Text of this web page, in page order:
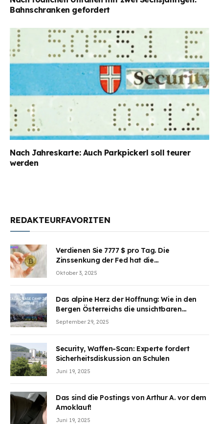
Bahnschranken gefordert
Nach Jahreskarte: Auch Parkpickerl soll teurer
werden
REDAKTEURFAVORITEN
Verdienen Sie 7777 $ pro Tag. Die
Zinssenkung der Fed hat die
Aufmerksamkeit des Marktes erregt.
Oktober 3, 2025
Das alpine Herz der Hoffnung: Wie in den
Bergen Österreichs die unsichtbaren
Wunden des Kriegesheilen
September 29, 2025
Security, Waffen-Scan: Experte fordert
Sicherheitsdiskussion an Schulen
Juni 19, 2025
Das sind die Postings von Arthur A. vor dem
Amoklauf!
Juni 19, 2025